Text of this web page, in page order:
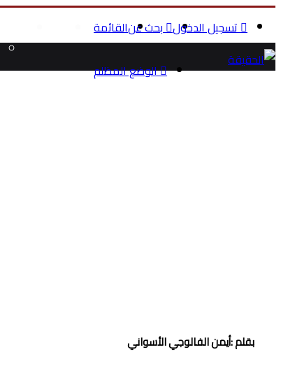
القائمةبحث عن تسجيل الدخول
الوضع المظلم
بقلم :أيمن الفالوجي الأسواني